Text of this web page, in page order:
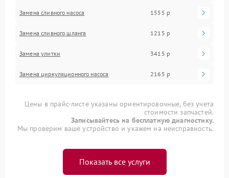
Замена сливного насоса 1555 р
Замена сливного шланга 1215 р
Замена улитки 3415 р
Замена циркуляционного насоса 2165 р
Цены в прайс-листе указаны ориентировочные, без учета
стоимости запчастей.
Записывайтесь на бесплатную диагностику.
Мы проверим ваше устройство и укажем на неисправность.
Показать все услуги